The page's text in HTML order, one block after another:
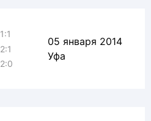
1:1
2:1
2:0
05 января 2014
Уфа